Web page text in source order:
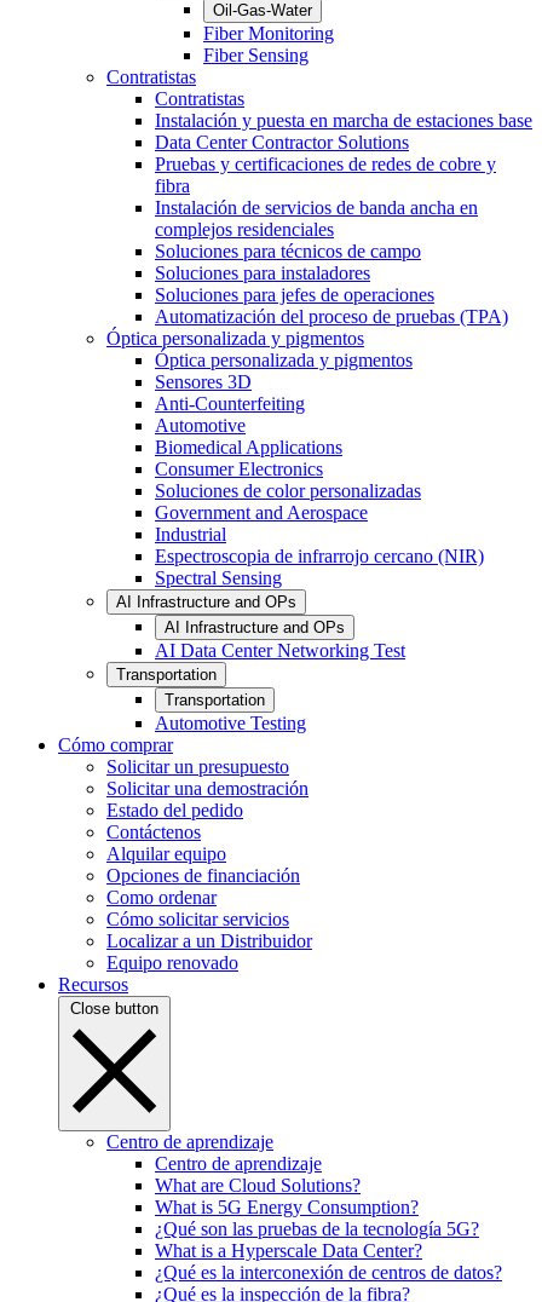
Oil-Gas-Water
Fiber Monitoring
Fiber Sensing
Contratistas
Contratistas
Instalación y puesta en marcha de estaciones base
Data Center Contractor Solutions
Pruebas y certificaciones de redes de cobre y
fibra
Instalación de servicios de banda ancha en
complejos residenciales
Soluciones para técnicos de campo
Soluciones para instaladores
Soluciones para jefes de operaciones
Automatización del proceso de pruebas (TPA)
Óptica personalizada y pigmentos
Óptica personalizada y pigmentos
Sensores 3D
Anti-Counterfeiting
Automotive
Biomedical Applications
Consumer Electronics
Soluciones de color personalizadas
Government and Aerospace
Industrial
Espectroscopia de infrarrojo cercano (NIR)
Spectral Sensing
AI Infrastructure and OPs
AI Infrastructure and OPs
AI Data Center Networking Test
Transportation
Transportation
Automotive Testing
Cómo comprar
Solicitar un presupuesto
Solicitar una demostración
Estado del pedido
Contáctenos
Alquilar equipo
Opciones de financiación
Como ordenar
Cómo solicitar servicios
Localizar a un Distribuidor
Equipo renovado
Recursos
Close button
Centro de aprendizaje
Centro de aprendizaje
What are Cloud Solutions?
What is 5G Energy Consumption?
¿Qué son las pruebas de la tecnología 5G?
What is a Hyperscale Data Center?
¿Qué es la interconexión de centros de datos?
¿Qué es la inspección de la fibra?